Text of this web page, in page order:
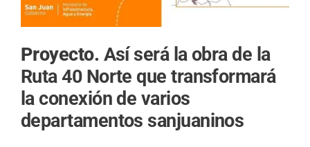
Proyecto. Así será la obra de la
Ruta 40 Norte que transformará
la conexión de varios
departamentos sanjuaninos